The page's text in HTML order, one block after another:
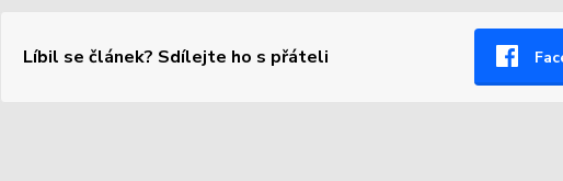
Líbil se článek? Sdílejte ho s přáteli